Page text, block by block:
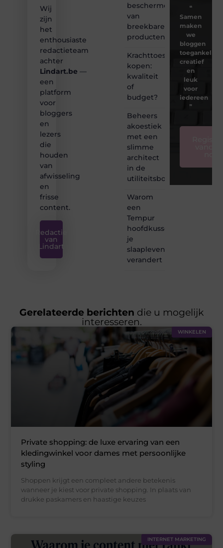
Wij
zijn
het
enthousiaste
redactieteam
achter
Lindart.be —
een
platform
voor
bloggers
en
lezers
die
houden
van
afwisseling
en
frisse
content.
Redactie
van
Lindart
beschermen
van
breekbare
producten
Krachttoestel
kopen:
kwaliteit
of
budget?
Beheers
akoestiek
met een
slimme
architect
in de
utiliteitsbouw
Warom
een
Tempur
hoofdkussen
je
slaapleven
verandert
❝
Samen
maken
we
bloggen
toegankelijk,
creatief
en
leuk
voor
iedereen
❞
Gerelateerde berichten die u mogelijk
interesseren.
WINKELEN
Private shopping: de luxe ervaring van een
kledingwinkel voor dames met persoonlijke
styling
Shoppen krijgt een compleet andere betekenis
wanneer je kiest voor private shopping. In plaats van
drukke paskamers en haastige keuzes
INTERNET MARKETING